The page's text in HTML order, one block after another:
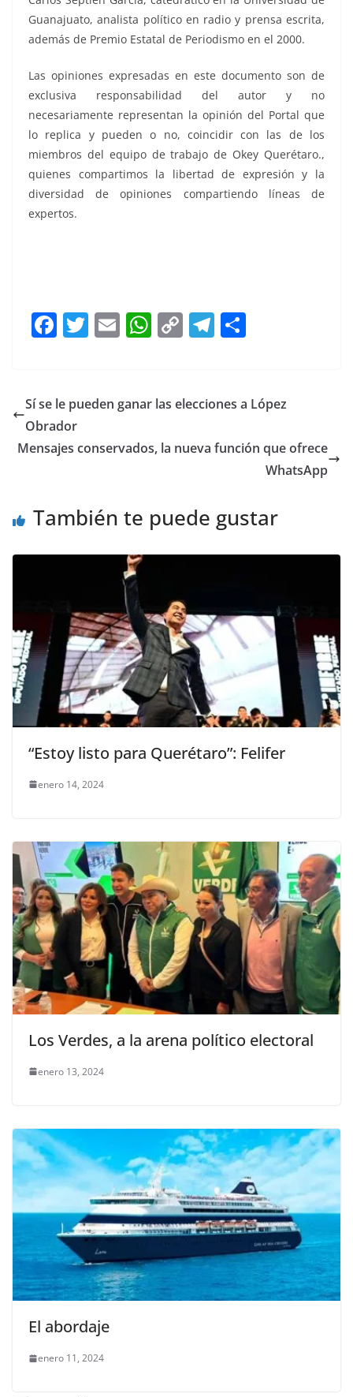
Guanajuato, analista político en radio y prensa escrita,
además de Premio Estatal de Periodismo en el 2000.
Las opiniones expresadas en este documento son de
exclusiva responsabilidad del autor y no
necesariamente representan la opinión del Portal que
lo replica y pueden o no, coincidir con las de los
miembros del equipo de trabajo de Okey Querétaro.,
quienes compartimos la libertad de expresión y la
diversidad de opiniones compartiendo líneas de
expertos.
F
e
b
o
T
er
E
l
W
s
p
C
y
n
T
gr
m
e
Sí se le pueden ganar las elecciones a López
Obrador
Mensajes conservados, la nueva función que ofrece
WhatsApp
También te puede gustar
“Estoy listo para Querétaro”: Felifer
enero 14, 2024
Los Verdes, a la arena político electoral
enero 13, 2024
El abordaje
enero 11, 2024